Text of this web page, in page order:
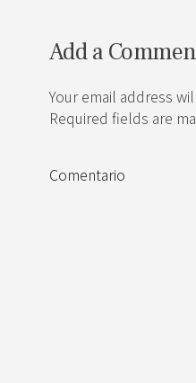
Add a
Your email address
Required fields are
Comentario